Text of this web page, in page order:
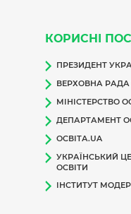
КОРИСНІ
ПРЕЗИДЕНТ
ВЕРХОВНА РАДА
МІНІСТЕРСТВО
ДЕПАРТАМЕНТ
ОСВІТА.UA
УКРАЇНСЬКИЙ
ОСВІТИ
ІНСТИТУТ